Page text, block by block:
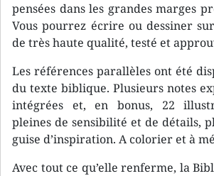
pensées dans les grandes marges
Vous pourrez écrire ou dessiner
de très haute qualité, testé et
Les références parallèles ont été
du texte biblique. Plusieurs notes
intégrées et, en bonus, 22
pleines de sensibilité et de détails,
guise d’inspiration. A colorier et à
Avec tout ce qu’elle renferme, la